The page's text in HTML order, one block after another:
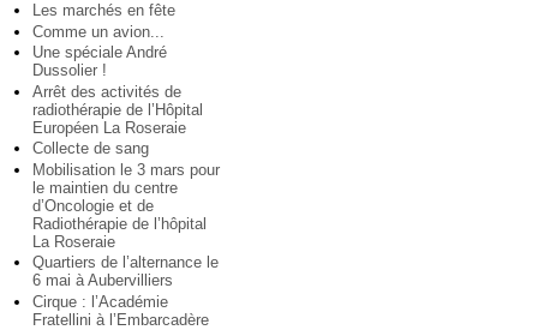
Les marchés en fête
Comme un avion...
Une spéciale André
Dussolier !
Arrêt des activités de
radiothérapie de l’Hôpital
Européen La Roseraie
Collecte de sang
Mobilisation le 3 mars pour
le maintien du centre
d’Oncologie et de
Radiothérapie de l’hôpital
La Roseraie
Quartiers de l’alternance le
6 mai à Aubervilliers
Cirque : l’Académie
Fratellini à l’Embarcadère